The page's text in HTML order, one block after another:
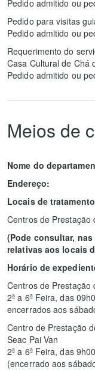
Pedido admitido ou
Pedido para visitas
Pedido admitido ou
Requerimento do
Casa Cultural de Chá
Pedido admitido ou
Meios de
Nome do
Endereço:
Locais de
Centros de Prestação
(Pode consultar,
relativas aos locais
Horário de
Centros de Prestação
2ª a 6ª Feira, das
encerrados aos
Centro de Prestação
Seac Pai Van
2ª a 6ª Feira, das
(encerrado aos